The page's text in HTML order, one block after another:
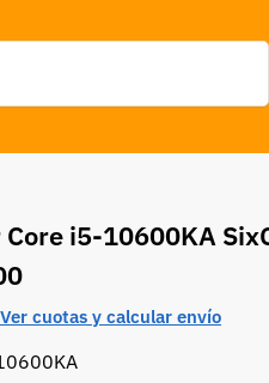
i5-10600KA
Ver cuotas y calcular envío